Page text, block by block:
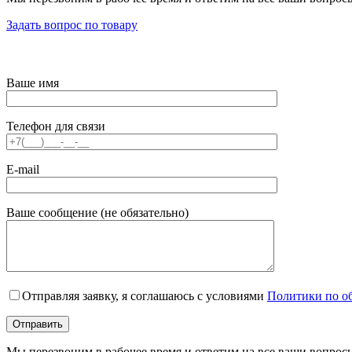
Задать вопрос по товару
Ваше имя
Телефон для связи
E-mail
Ваше сообщение (не обязательно)
Отправляя заявку, я соглашаюсь с условиями Политики по